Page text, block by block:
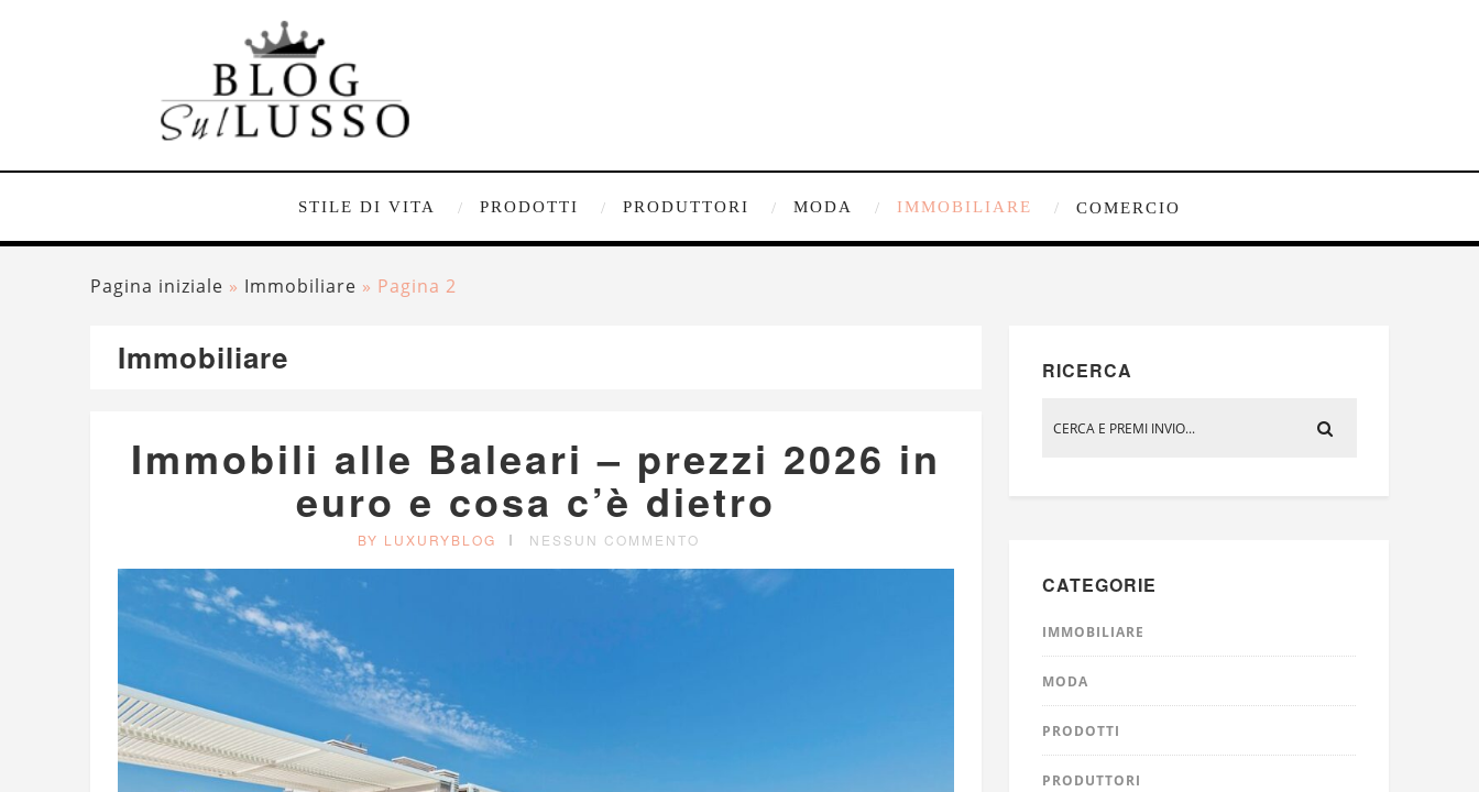
STILE DI VITA PRODOTTI PRODUTTORI MODA IMMOBILIARE COMERCIO
Pagina iniziale » Immobiliare » Pagina 2
Immobiliare
Immobili alle Baleari – prezzi 2026 in
euro e cosa c’è dietro
BY LUXURYBLOG NESSUN COMMENTO
RICERCA
CATEGORIE
IMMOBILIARE
MODA
PRODOTTI
PRODUTTORI